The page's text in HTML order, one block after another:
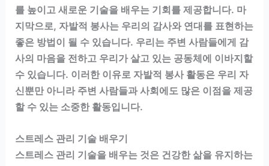
를 높이고 새로운 기술을 배우는 기회를 제공합니다. 마
지막으로, 자발적 봉사는 우리의 감사와 연대를 표현하는
좋은 방법이 될 수 있습니다. 우리는 주변 사람들에게 감
사의 마음을 전하고 우리가 살고 있는 공동체에 이바지할
수 있습니다. 이러한 이유로 자발적 봉사 활동은 우리 자
신뿐만 아니라 주변 사람들과 사회에도 많은 이점을 제공
할 수 있는 소중한 활동입니다.
스트레스 관리 기술 배우기
스트레스 관리 기술을 배우는 것은 건강한 삶을 유지하는